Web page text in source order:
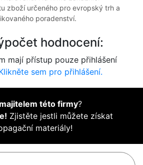
zboží určeného pro evropský trh a
poradenství.
hodnocení:
mají přístup pouze přihlášení
sem pro přihlášení.
této firmy?
Zjistěte jestli můžete získat
materiály!